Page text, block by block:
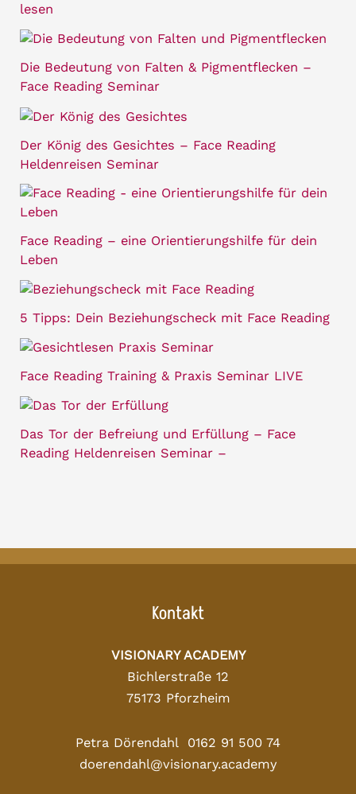
lesen
Die Bedeutung von Falten & Pigmentflecken –
Face Reading Seminar
Der König des Gesichtes – Face Reading
Heldenreisen Seminar
Face Reading – eine Orientierungshilfe für dein
Leben
5 Tipps: Dein Beziehungscheck mit Face Reading
Face Reading Training & Praxis Seminar LIVE
Das Tor der Befreiung und Erfüllung – Face
Reading Heldenreisen Seminar –
Kontakt
VISIONARY ACADEMY
Bichlerstraße 12
75173 Pforzheim
Petra Dörendahl 0162 91 500 74
doerendahl@visionary.academy